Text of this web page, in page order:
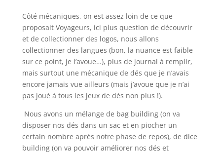
Côté mécaniques, on est assez loin de ce que
proposait Voyageurs, ici plus question de découvrir
et de collectionner des logos, nous allons
collectionner des langues (bon, la nuance est faible
sur ce point, je l’avoue…), plus de journal à remplir,
mais surtout une mécanique de dés que je n’avais
encore jamais vue ailleurs (mais j’avoue que je n’ai
pas joué à tous les jeux de dés non plus !).
Nous avons un mélange de bag building (on va
disposer nos dés dans un sac et en piocher un
certain nombre après notre phase de repos), de dice
building (on va pouvoir améliorer nos dés et